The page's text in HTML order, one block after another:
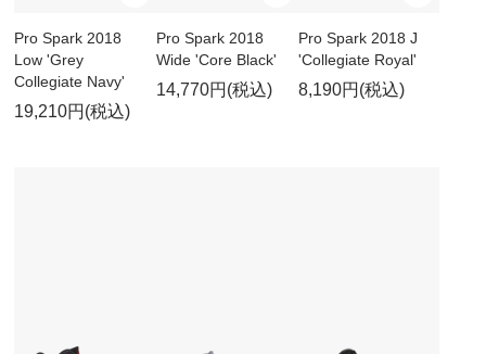
Pro Spark 2018
Low 'Grey
Collegiate Navy'
19,210円(税込)
Pro Spark 2018
Wide 'Core Black'
14,770円(税込)
Pro Spark 2018 J
'Collegiate Royal'
8,190円(税込)